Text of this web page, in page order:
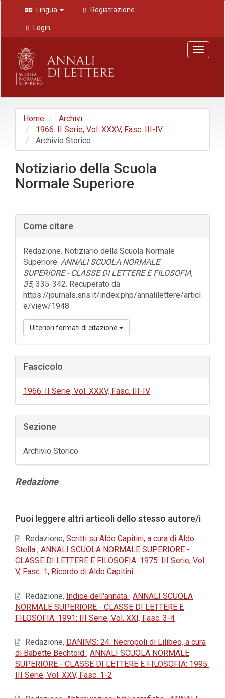
Navigazione
principale
Contenuto
principale
Barra
laterale
Lingua Registrazione
Login
Toggle
Home
Archivi
1966: II Serie, Vol. XXXV, Fasc. III-IV
Archivio Storico
Notiziario della Scuola
Normale Superiore
Barra
laterale
dell'articolo
Come citare
Redazione. Notiziario della Scuola Normale
Superiore. ANNALI SCUOLA NORMALE
SUPERIORE - CLASSE DI LETTERE E FILOSOFIA,
35, 335-342. Recuperato da
https://journals.sns.it/index.php/annalilettere/articl
e/view/1948
Ulteriori formati di citazione
Fascicolo
1966: II Serie, Vol. XXXV, Fasc. III-IV
Sezione
Archivio Storico
Contenuto
Redazione
dell'articolo
Puoi leggere altri articoli dello stesso autore/i
Redazione, Scritti su Aldo Capitini, a cura di Aldo
Stella , ANNALI SCUOLA NORMALE SUPERIORE -
CLASSE DI LETTERE E FILOSOFIA: 1975: III Serie, Vol.
V, Fasc. 1, Ricordo di Aldo Capitini
Redazione, Indice dell'annata , ANNALI SCUOLA
NORMALE SUPERIORE - CLASSE DI LETTERE E
FILOSOFIA: 1991: III Serie, Vol. XXI, Fasc. 3-4
Redazione, DANIMS: 24. Necropoli di Lilibeo, a cura
di Babette Bechtold , ANNALI SCUOLA NORMALE
SUPERIORE - CLASSE DI LETTERE E FILOSOFIA: 1995:
III Serie, Vol. XXV, Fasc. 1-2